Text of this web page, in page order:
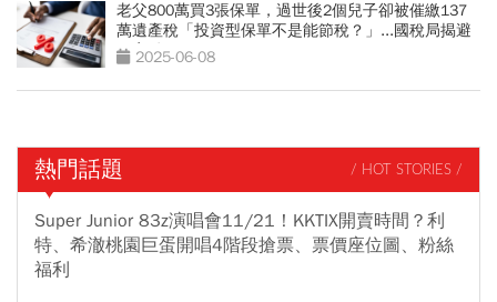
老父800萬買3張保單，過世後2個兒子卻被催繳137
萬遺產稅「投資型保單不是能節稅？」...國稅局揭避
稅盲點
2025-06-08
熱門話題 / HOT STORIES /
Super Junior 83z演唱會11/21！KKTIX開賣時間？利
特、希澈桃園巨蛋開唱4階段搶票、票價座位圖、粉絲
福利